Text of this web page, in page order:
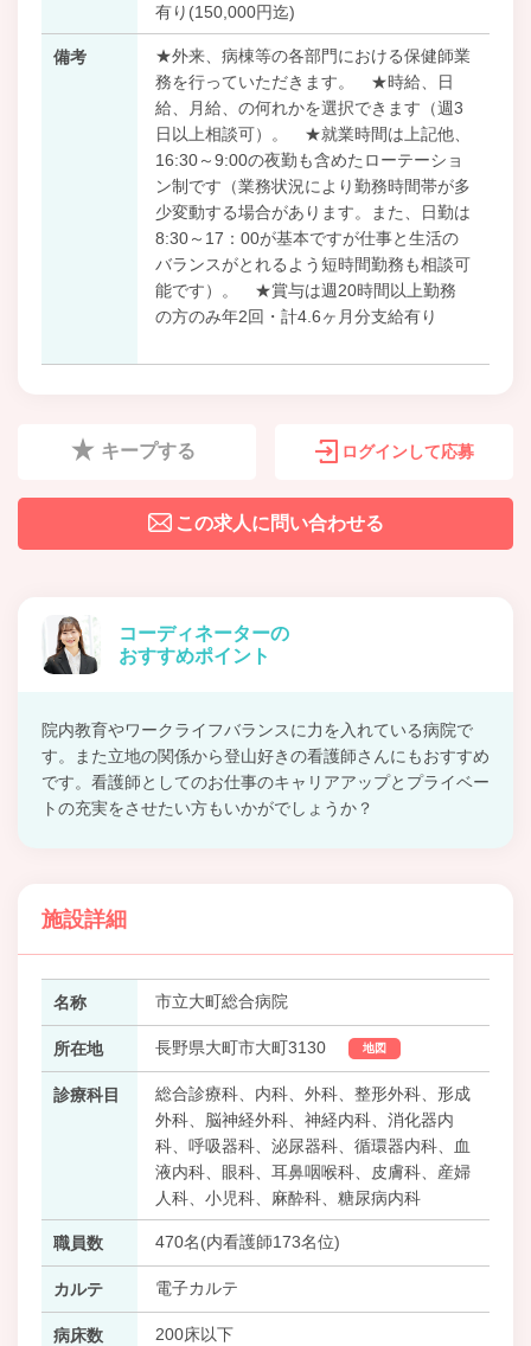
有り(150,000円迄)
備考
★外来、病棟等の各部門における保健師業
務を行っていただきます。 ★時給、日
給、月給、の何れかを選択できます（週3
日以上相談可）。 ★就業時間は上記他、
16:30～9:00の夜勤も含めたローテーショ
ン制です（業務状況により勤務時間帯が多
少変動する場合があります。また、日勤は
8:30～17：00が基本ですが仕事と生活の
バランスがとれるよう短時間勤務も相談可
能です）。 ★賞与は週20時間以上勤務
の方のみ年2回・計4.6ヶ月分支給有り
キープする ログインして応募
この求人に問い合わせる
コーディネーターの
おすすめポイント
院内教育やワークライフバランスに力を入れている病院で
す。また立地の関係から登山好きの看護師さんにもおすすめ
です。看護師としてのお仕事のキャリアアップとプライベー
トの充実をさせたい方もいかがでしょうか？
施設詳細
名称 市立大町総合病院
所在地 長野県大町市大町3130 地図
診療科目
総合診療科、内科、外科、整形外科、形成
外科、脳神経外科、神経内科、消化器内
科、呼吸器科、泌尿器科、循環器内科、血
液内科、眼科、耳鼻咽喉科、皮膚科、産婦
人科、小児科、麻酔科、糖尿病内科
職員数 470名(内看護師173名位)
カルテ 電子カルテ
病床数 200床以下